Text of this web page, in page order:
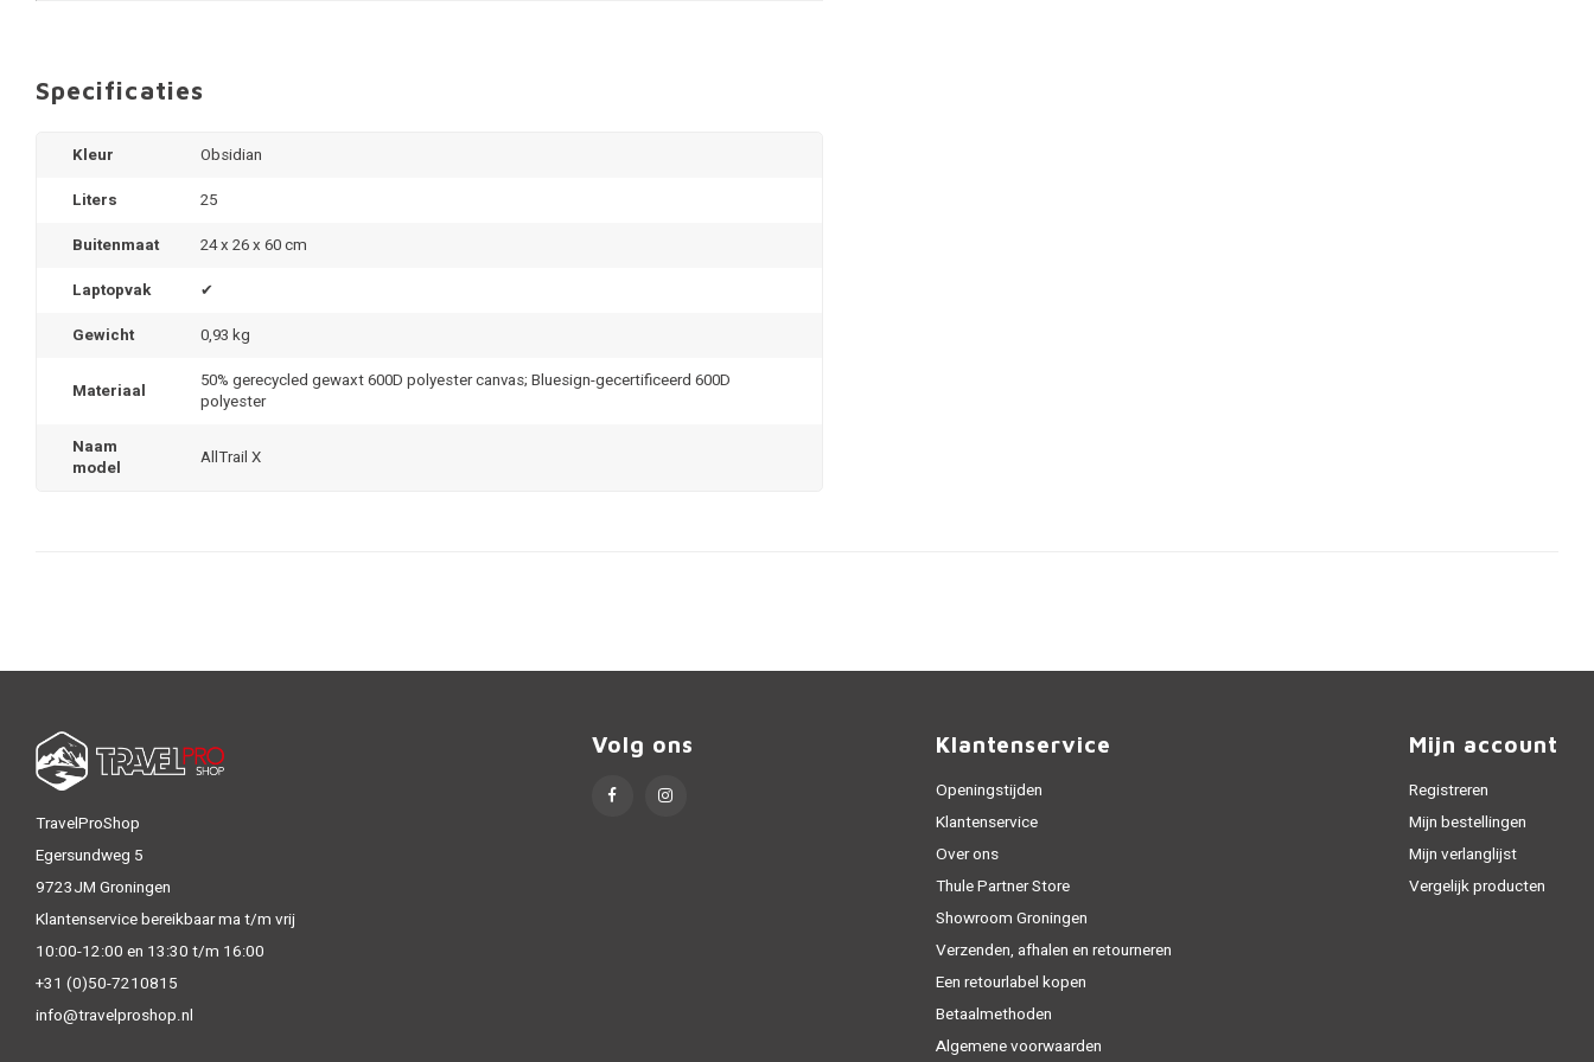
Specificaties
Kleur
Obsidian
Liters
25
Buitenmaat
24 x 26 x 60 cm
Laptopvak
✔
Gewicht
0,93 kg
Materiaal
50% gerecycled gewaxt 600D polyester canvas; Bluesign-gecertificeerd 600D
polyester
Naam
model
AllTrail X
TravelProShop
Egersundweg 5
9723JM Groningen
Klantenservice bereikbaar ma t/m vrij
10:00-12:00 en 13:30 t/m 16:00
+31 (0)50-7210815
info@travelproshop.nl
Volg ons Klantenservice
Openingstijden
Klantenservice
Over ons
Thule Partner Store
Showroom Groningen
Verzenden, afhalen en retourneren
Een retourlabel kopen
Betaalmethoden
Algemene voorwaarden
Mijn account
Registreren
Mijn bestellingen
Mijn verlanglijst
Vergelijk producten